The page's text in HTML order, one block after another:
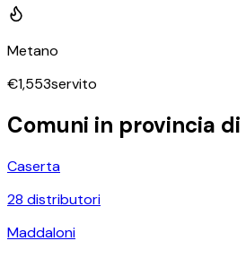
Metano
€1,553servito
Comuni in provincia di
Caserta
28 distributori
Maddaloni